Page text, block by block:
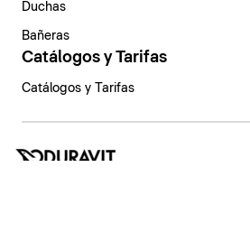
Duchas
Bañeras
Catálogos y Tarifas
Catálogos y Tarifas